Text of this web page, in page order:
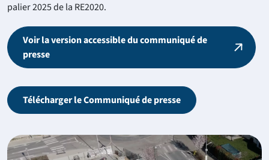
palier 2025 de la RE2020.
Voir la version accessible du communiqué de
presse
Télécharger le Communiqué de presse